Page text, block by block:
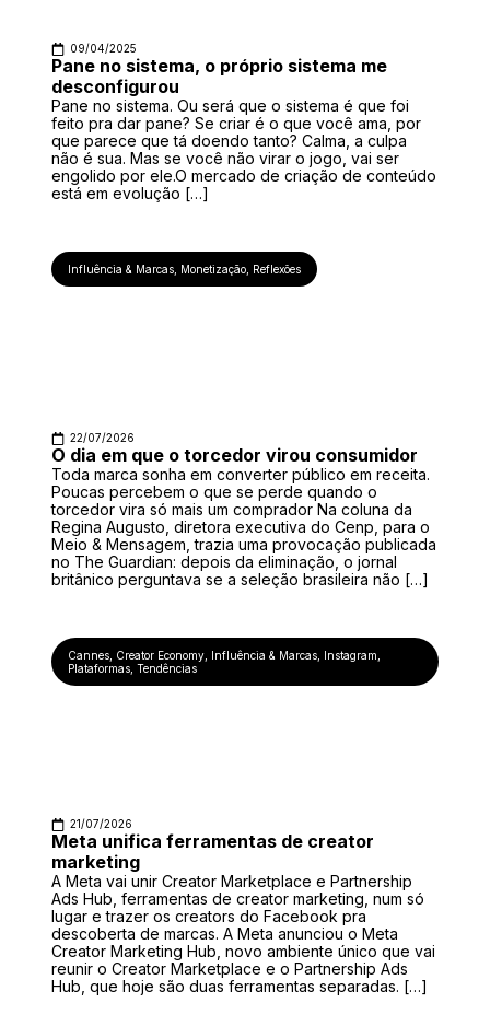
09/04/2025
Pane no sistema, o próprio sistema me
desconfigurou
Pane no sistema. Ou será que o sistema é que foi
feito pra dar pane? Se criar é o que você ama, por
que parece que tá doendo tanto? Calma, a culpa
não é sua. Mas se você não virar o jogo, vai ser
engolido por ele.O mercado de criação de conteúdo
está em evolução […]
Influência & Marcas Monetização Reflexões
22/07/2026
O dia em que o torcedor virou consumidor
Toda marca sonha em converter público em receita.
Poucas percebem o que se perde quando o
torcedor vira só mais um comprador Na coluna da
Regina Augusto, diretora executiva do Cenp, para o
Meio & Mensagem, trazia uma provocação publicada
no The Guardian: depois da eliminação, o jornal
britânico perguntava se a seleção brasileira não […]
Cannes Creator Economy Influência & Marcas Instagram
Plataformas ,Tendências
21/07/2026
Meta unifica ferramentas de creator
marketing
A Meta vai unir Creator Marketplace e Partnership
Ads Hub, ferramentas de creator marketing, num só
lugar e trazer os creators do Facebook pra
descoberta de marcas. A Meta anunciou o Meta
Creator Marketing Hub, novo ambiente único que vai
reunir o Creator Marketplace e o Partnership Ads
Hub, que hoje são duas ferramentas separadas. […]